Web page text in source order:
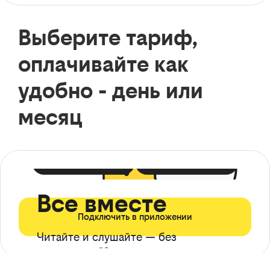
Выберите тариф,
оплачивайте как
удобно - день или
месяц
Все вместе
Читайте и слушайте — без
Подключить в приложении